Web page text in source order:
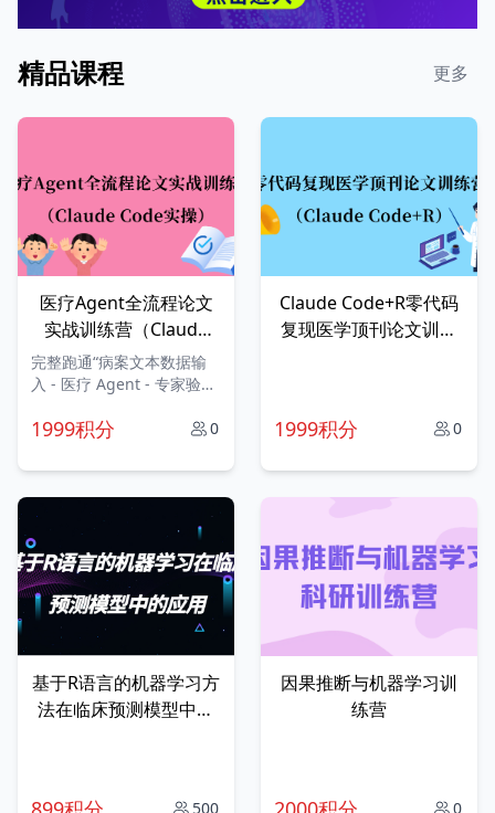
精品课程 更多
医疗Agent全流程论文
实战训练营（Claude
Code实操）
完整跑通“病案文本数据输
入 - 医疗 Agent - 专家验
发表型研究流程
1999积分 0
Claude Code+R零代码
复现医学顶刊论文训练
1999积分 0
基于R语言的机器学习方
法在临床预测模型中的
500
因果推断与机器学习训
练营
0